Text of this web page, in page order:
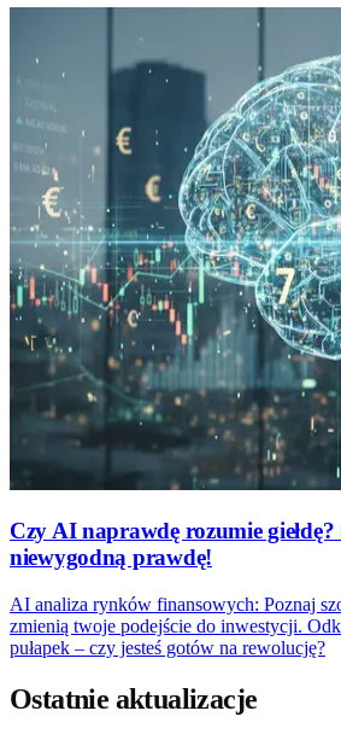
Czy AI naprawdę rozumie
niewygodną prawdę!
AI analiza rynków finansowych: Poznaj
zmienią twoje podejście do inwestycji.
pułapek – czy jesteś gotów na rewolucję?
Ostatnie aktualizacje